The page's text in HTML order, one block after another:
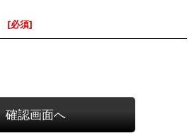
[必須]
確認画面へ